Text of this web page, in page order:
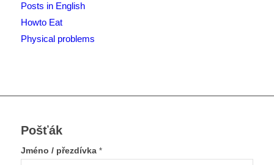
Posts in English
Howto Eat
Physical problems
Pošťák
Jméno / přezdívka *